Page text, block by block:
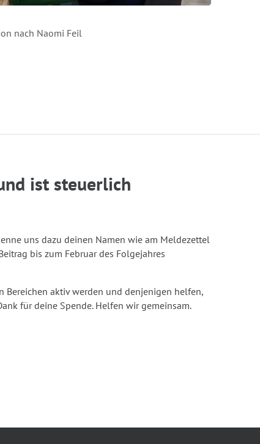
nach Naomi Feil
ist steuerlich
uns dazu deinen Namen wie am Meldezettel
bis zum Februar des Folgejahres
aktiv werden und denjenigen helfen,
für deine Spende. Helfen wir gemeinsam.